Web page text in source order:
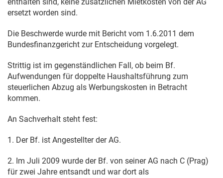
ersetzt worden sind.
Die Beschwerde wurde mit Bericht vom 1.6.2011 dem
Bundesfinanzgericht zur Entscheidung vorgelegt.
Strittig ist im gegenständlichen Fall, ob beim Bf.
Aufwendungen für doppelte Haushaltsführung zum
steuerlichen Abzug als Werbungskosten in Betracht
kommen.
An Sachverhalt steht fest:
1. Der Bf. ist Angestellter der AG.
2. Im Juli 2009 wurde der Bf. von seiner AG nach C (Prag)
für zwei Jahre entsandt und war dort als